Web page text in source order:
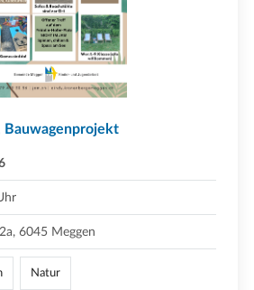
Bauwagenprojekt
6045 Meggen
Natur